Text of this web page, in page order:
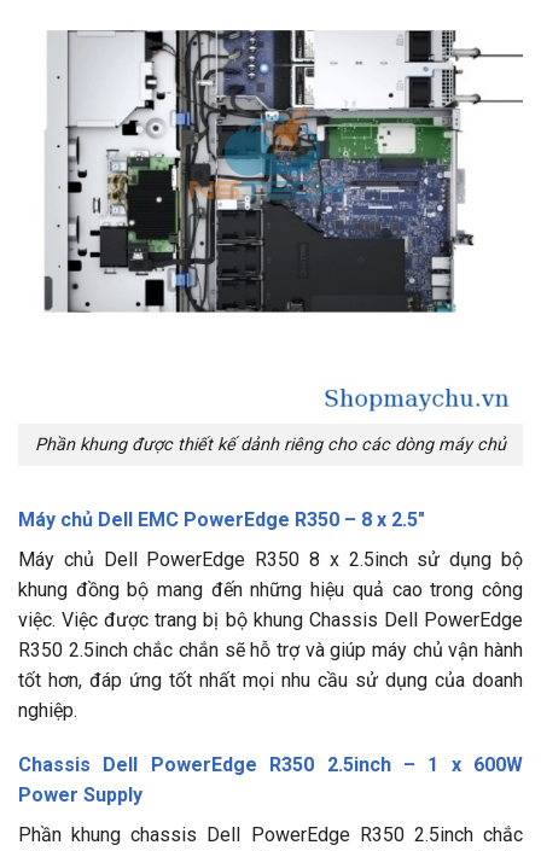
Phần khung được thiết kế dảnh riêng cho các dòng máy chủ
Máy chủ Dell EMC PowerEdge R350 – 8 x 2.5″
Máy chủ Dell PowerEdge R350 8 x 2.5inch sử dụng bộ
khung đồng bộ mang đến những hiệu quả cao trong công
việc. Việc được trang bị bộ khung Chassis Dell PowerEdge
R350 2.5inch chắc chắn sẽ hỗ trợ và giúp máy chủ vận hành
tốt hơn, đáp ứng tốt nhất mọi nhu cầu sử dụng của doanh
nghiệp.
Chassis Dell PowerEdge R350 2.5inch – 1 x 600W
Power Supply
Phần khung chassis Dell PowerEdge R350 2.5inch chắc